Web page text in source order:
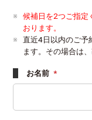
候補日を2つご指定
おります。
直近4日以内のご予
ます。その場合は
お名前 *